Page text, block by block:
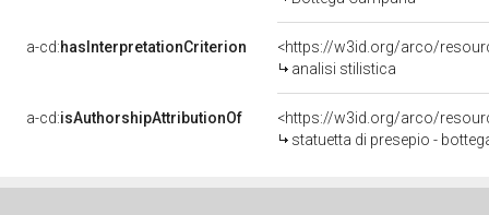
a-cd:hasInterpretationCriterion
<https://w3id.org/arco/
analisi stilistica
a-cd:isAuthorshipAttributionOf
<https://w3id.org/arco/
statuetta di presepio -